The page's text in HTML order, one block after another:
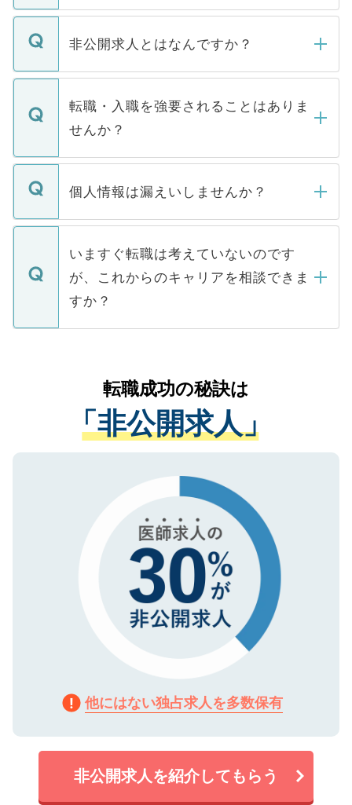
ご登録いただきましたら、弊社担当者がご
登録内容を確認し、その後メールもしくは
ます。通常、5営業日以内にはご連絡をせて
いただきますので、しばらくお待ちくださ
い。
非公開求人とはなんですか？
マイナビDOCTORで取り扱っている求人の
うち約3割は、Webサイトからご覧いただ
けない「非公開求人」です。非公開求人は
下記の理由によって、一般には公開してい
ません。
■応募殺到を避けるため 人気のある医療機
関を公にしてしまうと、応募が殺到する場
に、医療機関が求める条件に合った人材の
みを人材紹介会社に依頼するケースが増え
ています。
転職・入職を強要されることはありま
せんか？
転職・入職を強要することは一切ありませ
ん。また、仮に応募先から内定をいただい
定を承諾する必要はありません。内定先へ
の辞退の連絡はキャリアパートナーが行い
ますので、ご安心ください。
個人情報は漏えいしませんか？
個人情報が漏えいすることはありませんの
で、ご安心ください。当サイトからの登録
などで収集したご登録者様の個人情報は、
ご本人のキャリアアップおよび転職活動の
支援を目的に使用いたします。お預かりし
ているすべての個人データはご本人の許可
は、個人情報の取り扱いについての厳密な
管理基準を満たした事業者のみに付与され
る、プライバシーマークを取得済みです。
ご登録いただいた個人情報は、SSL（デー
で、機密保持に関してもご安心ください。
いますぐ転職は考えていないのです
が、これからのキャリアを相談できま
すか？
かがいして、現在の医療機関の状況や紹介
経験をまじえながら、適切なアドバイスを
させていただきます。すぐにご転職をされ
ない方には、長期的なサポートが可能です
ので、まずはご登録ください。
転職成功の秘訣は
「非公開求人」
他にはない独占求人を多数保有
非公開求人を紹介してもらう